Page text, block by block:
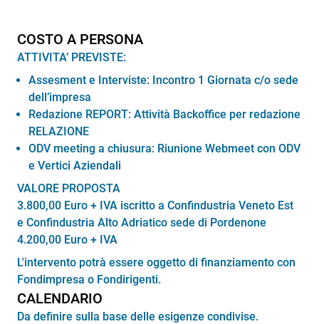
COSTO A PERSONA
ATTIVITA’ PREVISTE:
Assesment e Interviste: Incontro 1 Giornata c/o sede
dell’impresa
Redazione REPORT: Attività Backoffice per redazione
RELAZIONE
ODV meeting a chiusura: Riunione Webmeet con ODV
e Vertici Aziendali
VALORE PROPOSTA
3.800,00 Euro + IVA iscritto a Confindustria Veneto Est
e Confindustria Alto Adriatico sede di Pordenone
4.200,00 Euro + IVA
L'intervento potrà essere oggetto di finanziamento con
Fondimpresa o Fondirigenti.
CALENDARIO
Da definire sulla base delle esigenze condivise.